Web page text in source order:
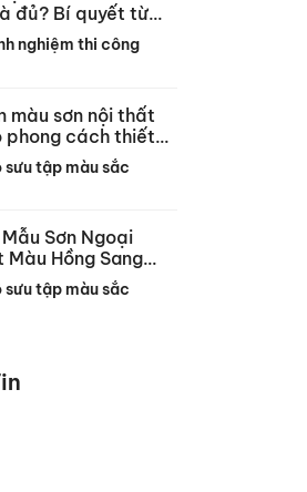
đủ? Bí quyết từ
năm
nghiệm thi công
màu sơn nội thất
phong cách thiết
năm 2026
sưu tập màu sắc
Sơn Ngoại
Màu Hồng Sang
Đẹp Nhất 2026
sưu tập màu sắc